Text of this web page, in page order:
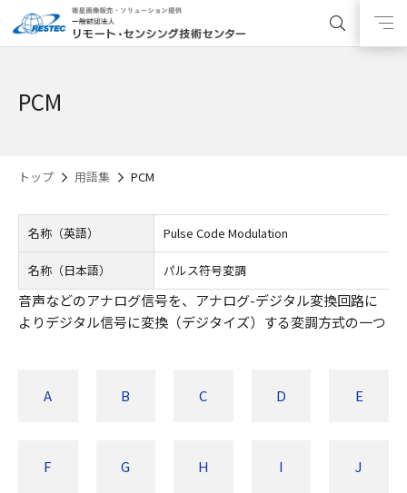
PCM
トップ 用語集 PCM
名称（英語） Pulse Code Modulation
名称（日本語） パルス符号変調
音声などのアナログ信号を、アナログ-デジタル変換回路に
よりデジタル信号に変換（デジタイズ）する変調方式の一つ
A B C D E
F G H I J